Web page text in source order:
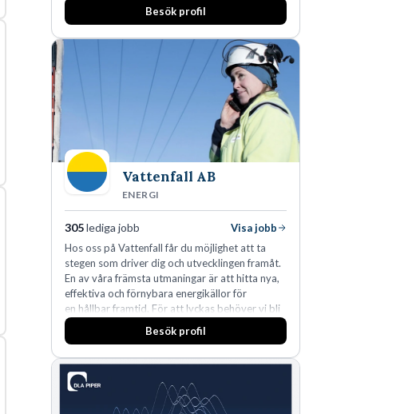
Besök profil
Vattenfall AB
ENERGI
305lediga jobb
Visa jobb
Hos oss på Vattenfall får du möjlighet att ta
stegen som driver dig och utvecklingen framåt.
En av våra främsta utmaningar är att hitta nya,
effektiva och förnybara energikällor för
en hållbar framtid. För att lyckas behöver vi bli
fler medarbetare som vill göra skillnad.
Besök profil